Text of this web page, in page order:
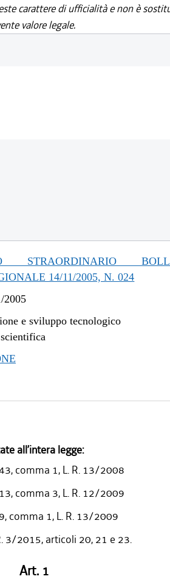
carattere di ufficialità e non è
valore legale.
STRAORDINARIO
14/11/2005, N. 024
2005
e sviluppo tecnologico
all’intera legge:
comma 1, L. R. 13/2008
comma 3, L. R. 12/2009
comma 1, L. R. 13/2009
3/2015, articoli 20, 21 e 23.
Art. 1